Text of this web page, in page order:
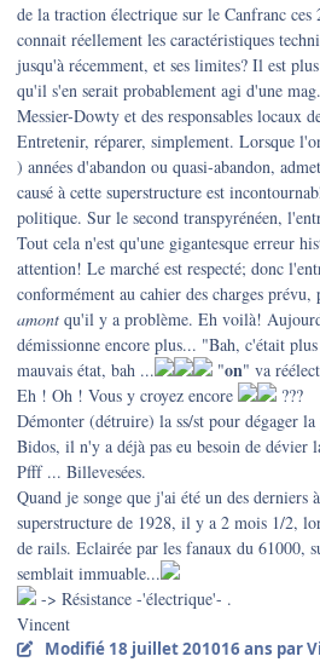
de la traction électrique sur le Canfranc ces
connait réellement les caractéristiques
jusqu'à récemment, et ses limites? Il est
qu'il s'en serait probablement agi d'une
Messier-Dowty et des responsables locaux
Entretenir, réparer, simplement. Lorsque
) années d'abandon ou quasi-abandon,
causé à cette superstructure est
politique. Sur le second transpyrénéen,
Tout cela n'est qu'une gigantesque erreur
attention! Le marché est respecté; donc
conformément au cahier des charges
amont qu'il y a problème. Eh voilà!
démissionne encore plus... "Bah, c'était
mauvais état, bah ...
"on" va
Eh ! Oh ! Vous y croyez encore
???
Démonter (détruire) la ss/st pour dégager
Bidos, il n'y a déjà pas eu besoin de dévier
Pfff ... Billevesées.
Quand je songe que j'ai été un des derniers
superstructure de 1928, il y a 2 mois 1/2,
de rails. Eclairée par les fanaux du 61000,
semblait immuable...
-> Résistance -'électrique'- .
Vincent
Modifié 18 juillet 201016 ans par